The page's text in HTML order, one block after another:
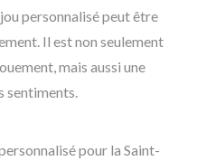
personnalisé peut être
Il est non seulement
mais aussi une
pour la Saint-